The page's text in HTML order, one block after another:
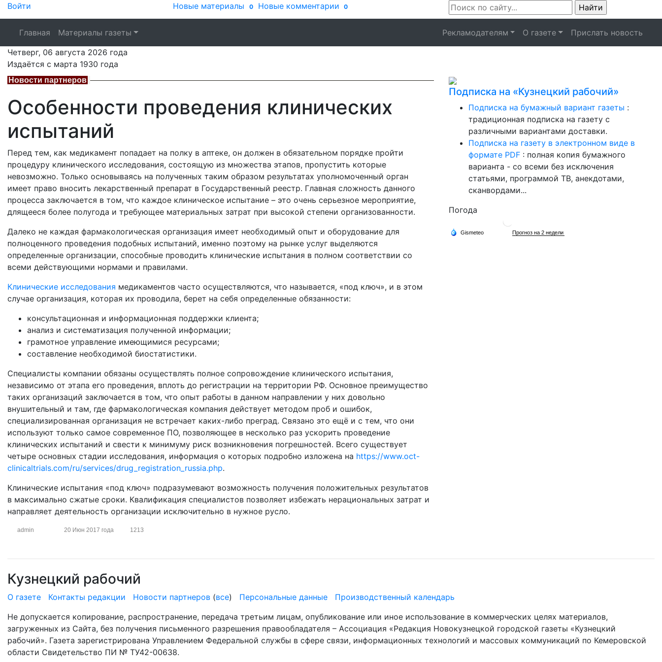
Войти Новые материалы 0 Новые комментарии 0
Главная Материалы газеты Рекламодателям О газете
Прислать новость
Четверг, 06 августа 2026 года
Издаётся с марта 1930 года
Новости партнеров
Особенности проведения клинических
испытаний
Перед тем, как медикамент попадает на полку в аптеке, он должен в обязательном порядке пройти
процедуру клинического исследования, состоящую из множества этапов, пропустить которые
невозможно. Только основываясь на полученных таким образом результатах уполномоченный орган
имеет право вносить лекарственный препарат в Государственный реестр. Главная сложность данного
процесса заключается в том, что каждое клиническое испытание – это очень серьезное мероприятие,
длящееся более полугода и требующее материальных затрат при высокой степени организованности.
Далеко не каждая фармакологическая организация имеет необходимый опыт и оборудование для
полноценного проведения подобных испытаний, именно поэтому на рынке услуг выделяются
определенные организации, способные проводить клинические испытания в полном соответствии со
всеми действующими нормами и правилами.
Клинические исследования медикаментов часто осуществляются, что называется, «под ключ», и в этом
случае организация, которая их проводила, берет на себя определенные обязанности:
консультационная и информационная поддержки клиента;
анализ и систематизация полученной информации;
грамотное управление имеющимися ресурсами;
составление необходимой биостатистики.
Специалисты компании обязаны осуществлять полное сопровождение клинического испытания,
независимо от этапа его проведения, вплоть до регистрации на территории РФ. Основное преимущество
таких организаций заключается в том, что опыт работы в данном направлении у них довольно
внушительный и там, где фармакологическая компания действует методом проб и ошибок,
специализированная организация не встречает каких-либо преград. Связано это ещё и с тем, что они
используют только самое современное ПО, позволяющее в несколько раз ускорить проведение
клинических испытаний и свести к минимуму риск возникновения погрешностей. Всего существует
четыре основных стадии исследования, информация о которых подробно изложена на https://www.oct-
clinicaltrials.com/ru/services/drug_registration_russia.php.
Клинические испытания «под ключ» подразумевают возможность получения положительных результатов
в максимально сжатые сроки. Квалификация специалистов позволяет избежать нерациональных затрат и
направляет деятельность организации исключительно в нужное русло.
admin 20 Июн 2017 года 1213
Подписка на «Кузнецкий рабочий»
Подписка на бумажный вариант газеты :
традиционная подписка на газету с
различными вариантами доставки.
Подписка на газету в электронном виде в
формате PDF : полная копия бумажного
варианта - со всеми без исключения
статьями, программой ТВ, анекдотами,
сканвордами...
Погода
Кузнецкий рабочий
О газете Контакты редакции Новости партнеров (все) Персональные данные
Производственный календарь
Не допускается копирование, распространение, передача третьим лицам, опубликование или иное использование в коммерческих целях материалов,
загруженных из Сайта, без получения письменного разрешения правообладателя – Ассоциация «Редакция Новокузнецкой городской газеты «Кузнецкий
рабочий». Газета зарегистрирована Управлением Федеральной службы в сфере связи, информационных технологий и массовых коммуникаций по Кемеровской
области Свидетельство ПИ № ТУ42-00638.